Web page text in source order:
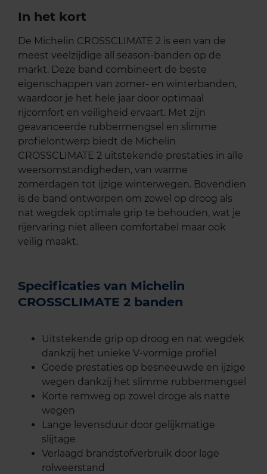
In het kort
De Michelin CROSSCLIMATE 2 is een van de
meest veelzijdige all season-banden op de
markt. Deze band combineert de beste
eigenschappen van zomer- en winterbanden,
waardoor je het hele jaar door optimaal
rijcomfort en veiligheid ervaart. Met zijn
geavanceerde rubbermengsel en slimme
profielontwerp biedt de Michelin
CROSSCLIMATE 2 uitstekende prestaties in alle
weersomstandigheden, van warme
zomerdagen tot ijzige winterwegen. Bovendien
is de band ontworpen om zowel op droog als
nat wegdek optimale grip te behouden, wat je
rijervaring niet alleen comfortabel maar ook
veilig maakt.
Specificaties van Michelin
CROSSCLIMATE 2 banden
Uitstekende grip op droog en nat wegdek
dankzij het unieke V-vormige profiel
Goede prestaties op besneeuwde en ijzige
wegen dankzij het slimme rubbermengsel
Korte remweg op zowel droge als natte
wegen
Lange levensduur door gelijkmatige
slijtage
Verlaagd brandstofverbruik door lage
rolweerstand